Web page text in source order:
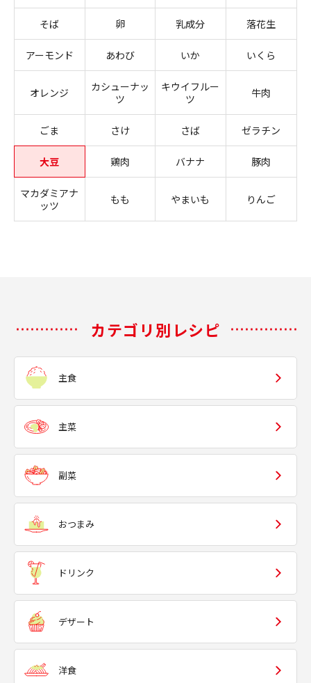
そば 卵 乳成分 落花生
アーモンド あわび いか いくら
オレンジ
カシューナッ
ツ
キウイフルー
ツ
牛肉
ごま さけ さば ゼラチン
大豆 鶏肉 バナナ 豚肉
マカダミアナ
ッツ
もも やまいも りんご
カテゴリ別レシピ
主食
主菜
副菜
おつまみ
ドリンク
デザート
洋食